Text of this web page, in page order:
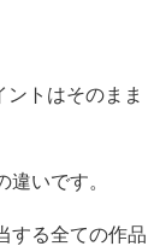
トはそのまま
違いです。
する全ての作品